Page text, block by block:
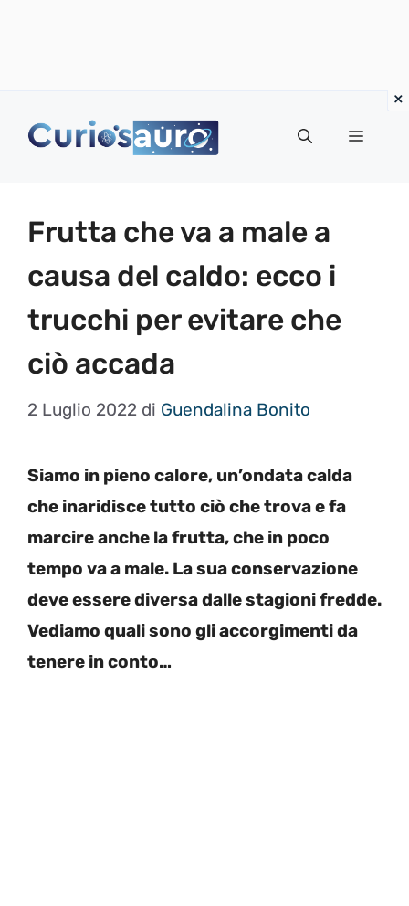
Menu
Frutta che va a male a
causa del caldo: ecco i
trucchi per evitare che
ciò accada
2 Luglio 2022 di Guendalina Bonito
Siamo in pieno calore, un’ondata calda
che inaridisce tutto ciò che trova e fa
marcire anche la frutta, che in poco
tempo va a male. La sua conservazione
deve essere diversa dalle stagioni fredde.
Vediamo quali sono gli accorgimenti da
tenere in conto…